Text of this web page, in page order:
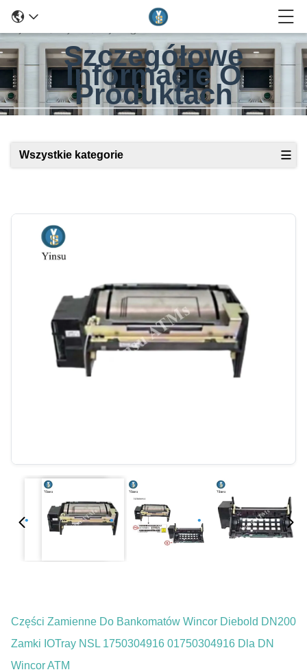
Szczegółowe
Informacje O
Produktach
Wszystkie kategorie
Części Zamienne Do Bankomatów Wincor Diebold DN200
Zamki IOTray NSL 1750304916 01750304916 Dla DN
Wincor ATM